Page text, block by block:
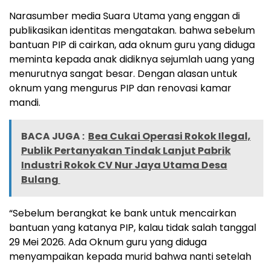
Narasumber media Suara Utama yang enggan di
publikasikan identitas mengatakan. bahwa sebelum
bantuan PIP di cairkan, ada oknum guru yang diduga
meminta kepada anak didiknya sejumlah uang yang
menurutnya sangat besar. Dengan alasan untuk
oknum yang mengurus PIP dan renovasi kamar
mandi.
BACA JUGA : Bea Cukai Operasi Rokok Ilegal,
Publik Pertanyakan Tindak Lanjut Pabrik
Industri Rokok CV Nur Jaya Utama Desa
Bulang
“Sebelum berangkat ke bank untuk mencairkan
bantuan yang katanya PIP, kalau tidak salah tanggal
29 Mei 2026. Ada Oknum guru yang diduga
menyampaikan kepada murid bahwa nanti setelah